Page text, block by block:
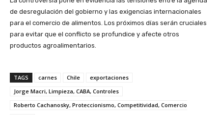
de desregulación del gobierno y las exigencias internacionales
para el comercio de alimentos. Los próximos días serán cruciales
para evitar que el conflicto se profundice y afecte otros
productos agroalimentarios.
TAGS carnes Chile
exportaciones
Jorge Macri, Limpieza, CABA, Controles
Roberto Cachanosky, Proteccionismo, Competitividad, Comercio